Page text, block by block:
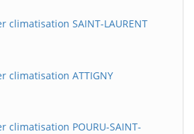
climatisation SAINT-LAURENT
climatisation ATTIGNY
climatisation POURU-SAINT-